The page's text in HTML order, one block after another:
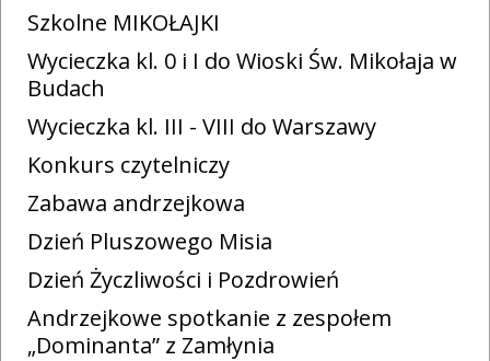
Szkolne MIKOŁAJKI
Wycieczka kl. 0 i I do Wioski Św. Mikołaja w
Budach
Wycieczka kl. III - VIII do Warszawy
Konkurs czytelniczy
Zabawa andrzejkowa
Dzień Pluszowego Misia
Dzień Życzliwości i Pozdrowień
Andrzejkowe spotkanie z zespołem
„Dominanta” z Zamłynia